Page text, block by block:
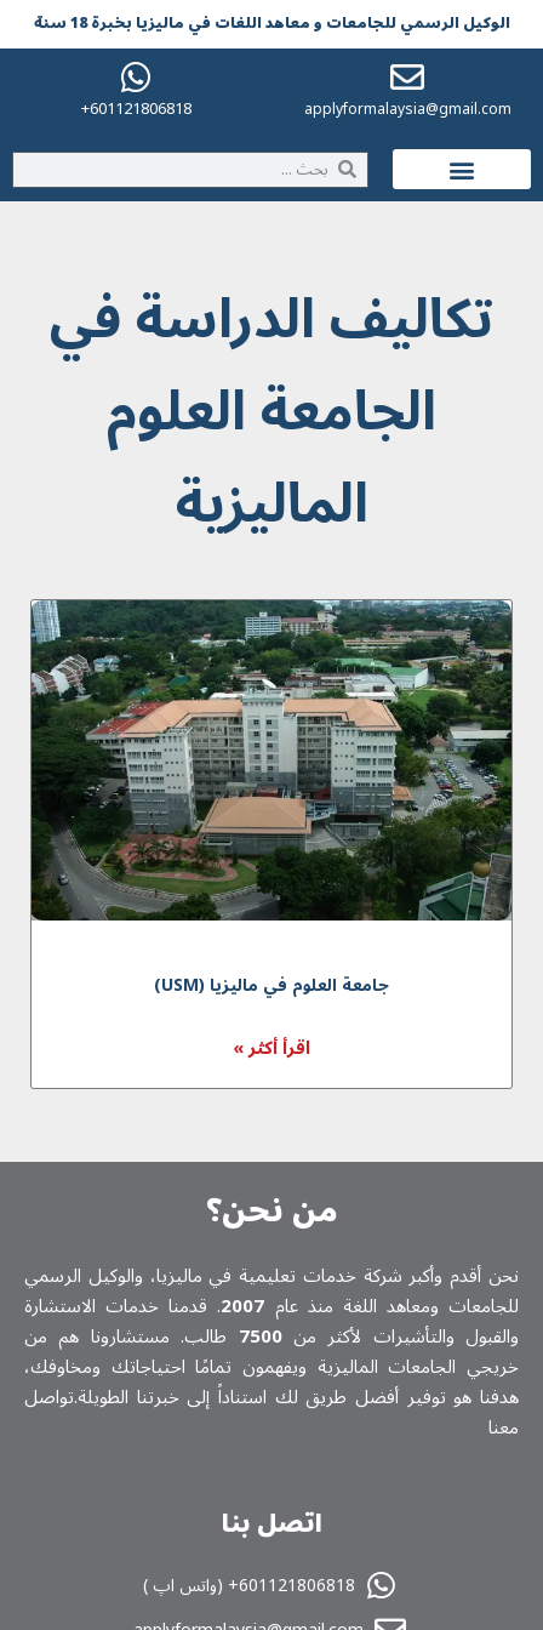
الوکیل الرسمي للجامعات و معاهد اللغات في مالیزیا بخبرة 18 سنة
applyformalaysia@gmail.com
601121806818+
تكاليف الدراسة في
الجامعة العلوم
الماليزية
جامعة العلوم في ماليزیا (USM)
اقرأ أكثر »
من نحن؟
نحن أقدم وأكبر شركة خدمات تعلیمیة في ماليزيا، والوكيل الرسمي
للجامعات ومعاهد اللغة منذ عام 2007. قدمنا خدمات الاستشارة
والقبول والتأشيرات لأكثر من7500 طالب. مستشارونا هم من
خريجي الجامعات الماليزية ويفهمون تمامًا احتياجاتك ومخاوفك،
هدفنا هو توفير أفضل طريق لك استناداً إلى خبرتنا الطويلة.تواصل
معنا
اتصل بنا
601121806818+ (واتس اپ )